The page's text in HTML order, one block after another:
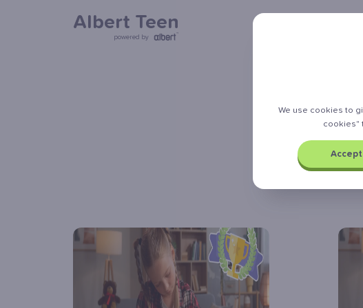
Albert Teen
powered by
We use cookies to
cookies"